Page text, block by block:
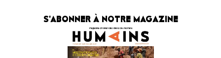
S'ABONNER À NOTRE MAGAZINE